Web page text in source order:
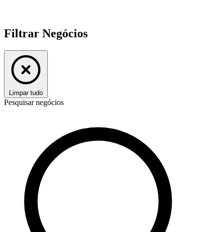
Filtrar Negócios
Limpar tudo
Pesquisar negócios